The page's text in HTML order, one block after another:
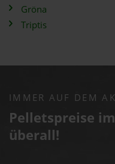
Gröna
Triptis
IMMER AUF DEM
Pelletspreise
überall!